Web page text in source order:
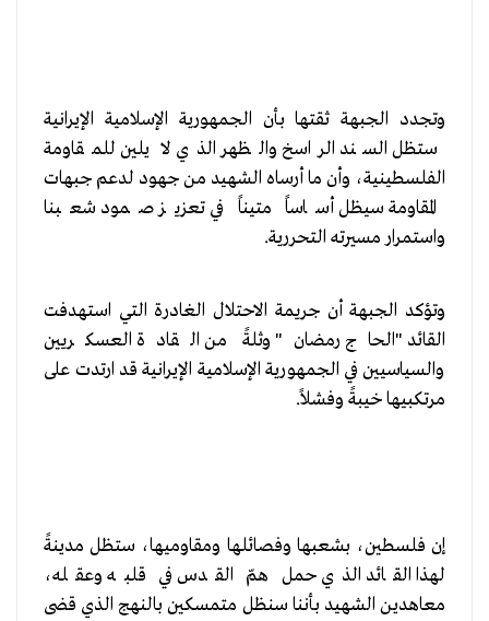
وتجدد الجبهة ثقتها بأن الجمهورية الإسلامية الإيرانية
ستظل السند الراسخ والظهر الذي لا يلين للمقاومة
الفلسطينية، وأن ما أرساه الشهيد من جهود لدعم جبهات
المقاومة سيظل أساساً متيناً في تعزيز صمود شعبنا
واستمرار مسيرته التحررية.
وتؤكد الجبهة أن جريمة الاحتلال الغادرة التي استهدفت
القائد "الحاج رمضان" وثلةً من القادة العسكريين
والسياسيين في الجمهورية الإسلامية الإيرانية قد ارتدت على
مرتكبيها خيبةً وفشلاً.
إن فلسطين، بشعبها وفصائلها ومقاوميها، ستظل مدينةً
لهذا القائد الذي حمل همّ القدس في قلبه وعقله،
معاهدين الشهيد بأننا سنظل متمسكين بالنهج الذي قضى